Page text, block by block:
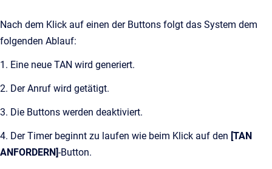
Nach dem Klick auf einen der Buttons folgt das System dem
folgenden Ablauf:
1. Eine neue TAN wird generiert.
2. Der Anruf wird getätigt.
3. Die Buttons werden deaktiviert.
4. Der Timer beginnt zu laufen wie beim Klick auf den [TAN
ANFORDERN]-Button.